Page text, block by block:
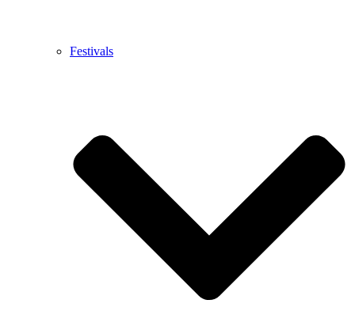
Festivals